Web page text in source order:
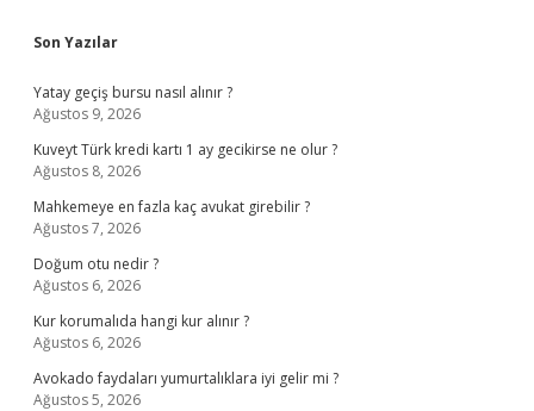
Sidebar
Son Yazılar
Yatay geçiş bursu nasıl alınır ?
Ağustos 9, 2026
Kuveyt Türk kredi kartı 1 ay gecikirse ne olur ?
Ağustos 8, 2026
Mahkemeye en fazla kaç avukat girebilir ?
Ağustos 7, 2026
Doğum otu nedir ?
Ağustos 6, 2026
Kur korumalıda hangi kur alınır ?
Ağustos 6, 2026
Avokado faydaları yumurtalıklara iyi gelir mi ?
Ağustos 5, 2026